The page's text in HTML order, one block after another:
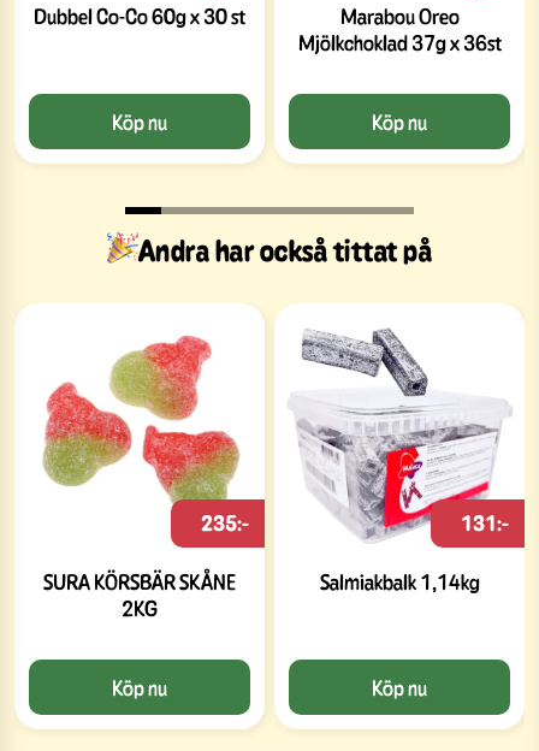
Dubbel Co-Co 60g x 30 st
Köp nu
Marabou Oreo
Mjölkchoklad 37g x 36st
Köp nu
Andra har också tittat på
SURA KÖRSBÄR SKÅNE
2KG
235:-
Köp nu
Salmiakbalk 1,14kg
131:-
Köp nu